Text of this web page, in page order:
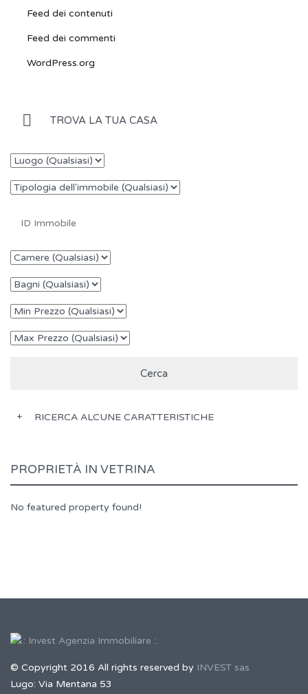
Feed dei contenuti
Feed dei commenti
WordPress.org
TROVA LA TUA CASA
RICERCA ALCUNE CARATTERISTICHE
PROPRIETÀ IN VETRINA
No featured property found!
© Copyright 2016 All rights reserved by INVEST sas
Lugo: Via Mentana 53